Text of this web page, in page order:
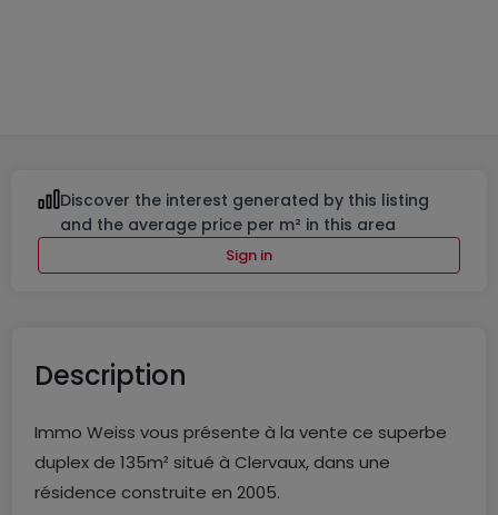
Discover the interest generated by this listing
and the average price per m² in this area
Sign in
Description
Immo Weiss vous présente à la vente ce superbe
duplex de 135m² situé à Clervaux, dans une
résidence construite en 2005.